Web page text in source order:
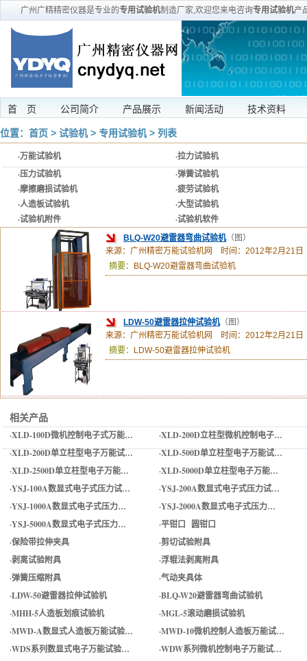
广州广精精密仪器是专业的专用试验机制造厂家,欢迎您来电咨询专用试验机产
首 页 公司简介 产品展示 新闻活动 技术资料
位置： 首页 > 试验机> 专用试验机> 列表
·万能试验机 ·拉力试验机
·压力试验机 ·弹簧试验机
·摩擦磨损试验机 ·疲劳试验机
·人造板试验机 ·大型试验机
·试验机附件 ·试验机软件
BLQ-W20避雷器弯曲试验机（图）
来源：广州精密万能试验机网 时间：2012年2月21日
摘要：
BLQ-W20避雷器弯曲试验机
LDW-50避雷器拉伸试验机（图）
来源：广州精密万能试验机网 时间：2012年2月21日
摘要：
LDW-50避雷器拉伸试验机
相关产品
·XLD-100D微机控制电子式万能… ·XLD-200D立柱型微机控制电子…
·XLD-200D单立柱型电子万能试… ·XLD-500D单立柱型电子万能试…
·XLD-2500D单立柱型电子万能… ·XLD-5000D单立柱型电子万能…
·YSJ-100A数显式电子式压力试… ·YSJ-200A数显式电子式压力试…
·YSJ-1000A数显式电子式压力… ·YSJ-2000A数显式电子式压力…
·YSJ-5000A数显式电子式压力… ·平钳口 圆钳口
·保险带拉伸夹具 ·剪切试验附具
·剥离试验附具 ·浮辊法剥离附具
·弹簧压缩附具 ·气动夹具体
·LDW-50避雷器拉伸试验机 ·BLQ-W20避雷器弯曲试验机
·MHH-5人造板划痕试验机 ·MGL-5滚动磨损试验机
·MWD-A数显式人造板万能试验… ·MWD-10微机控制人造板万能试…
·WDS系列数显式电子万能试验… ·WDW系列微机控制电子万能试…